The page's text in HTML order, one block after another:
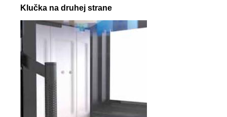
Klučka na druhej strane